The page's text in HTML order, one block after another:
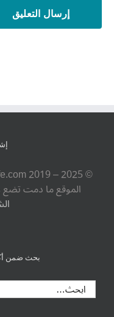
الموقع ما دمت تضع
بحث ضمن أكثر من 3000